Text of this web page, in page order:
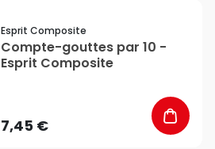
Esprit Composite
Compte-gouttes par 10 -
Esprit Composite
7,45 €